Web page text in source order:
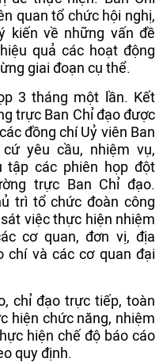
quan tổ chức hội nghị,
kiến về những vấn đề
quả các hoạt động
giai đoạn cụ thể.
3 tháng một lần. Kết
trực Ban Chỉ đạo được
đồng chí Uỷ viên Ban
yêu cầu, nhiệm vụ,
tập các phiên họp đột
trực Ban Chỉ đạo.
trì tổ chức đoàn công
việc thực hiện nhiệm
cơ quan, đơn vị, địa
chí và các cơ quan đại
chỉ đạo trực tiếp, toàn
hiện chức năng, nhiệm
hiện chế độ báo cáo
quy định.